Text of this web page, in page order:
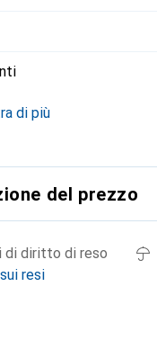
di più
del prezzo
di diritto di reso
resi